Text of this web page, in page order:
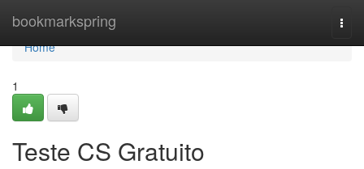
bookmarkspring
Home
Home
1
Teste CS Gratuito